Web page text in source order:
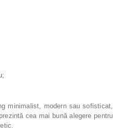
minimalist, modern sau sofisticat,
cea mai bună alegere pentru